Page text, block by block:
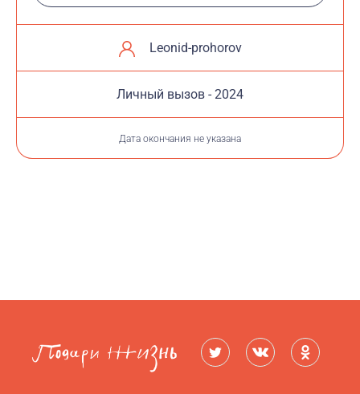
Leonid-prohorov
Личный вызов - 2024
Дата окончания не указана